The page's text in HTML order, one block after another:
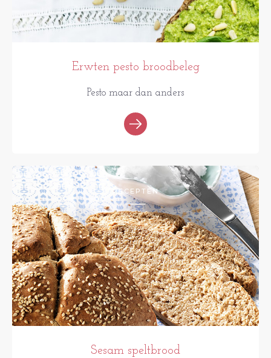
Erwten pesto broodbeleg
Pesto maar dan anders
RECEPTEN
Sesam speltbrood